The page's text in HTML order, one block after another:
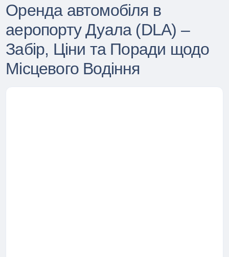
Оренда автомобіля в
аеропорту Дуала (DLA) –
Забір, Ціни та Поради щодо
Місцевого Водіння